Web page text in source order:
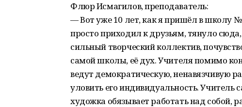
Флюр Исмагилов, преподаватель:
— Вот уже 10 лет, как я пришёл в школу
просто приходил к друзьям, тянуло
сильный творческий коллектив,
самой школы, её дух. Учителя помимо
ведут демократическую, ненавязчивую
уловить его индивидуальность.
художка обязывает работать над собой,